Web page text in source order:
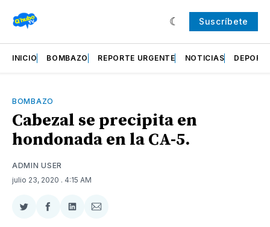
Suscríbete
INICIO BOMBAZO REPORTE URGENTE NOTICIAS
BOMBAZO
Cabezal se precipita en
hondonada en la CA-5.
ADMIN USER
julio 23, 2020 . 4:15 AM
CompartirCompartir
CompartirCompartir